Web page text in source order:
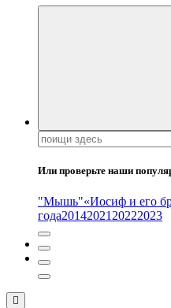
Поиск:
Или проверьте наши
"Мышь"«Иосиф и его
года20142021 20222023